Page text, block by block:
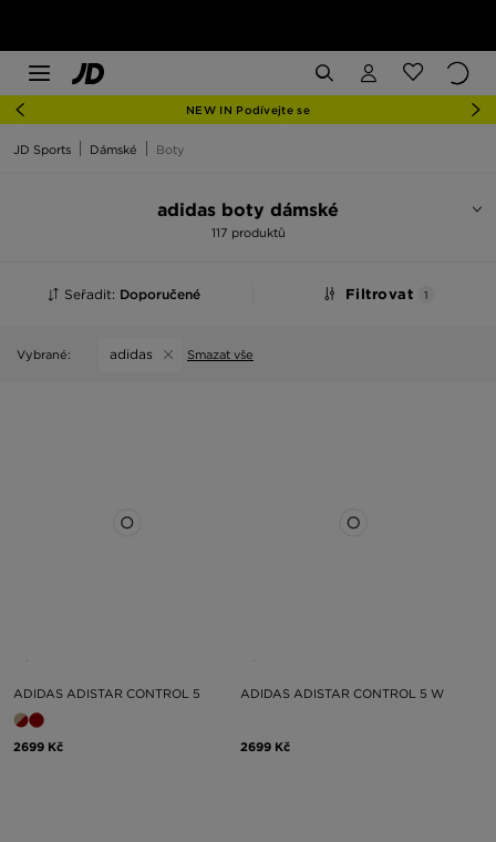
NEW IN Podívejte se
JD Sports Dámské Boty
adidas boty dámské
117 produktů
Seřadit: Doporučené Filtrovat 1
Vybrané: adidas Smazat vše
ADIDAS ADISTAR CONTROL 5
2699 Kč
ADIDAS ADISTAR CONTROL 5 W
2699 Kč